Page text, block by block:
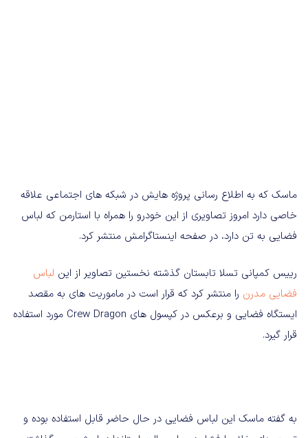
ماسک که به اطلاع رسانی پروژه هایش در شبکه های اجتماعی علاقه
خاصی دارد امروز تصاویری از این خودرو را همراه با استارمن که لباس
فضایی به تن دارد، در صفحه اینستاگرامش منتشر کرد.
رییس کمپانی تسلا تابستان گذشته نخستین تصاویر از این لباس
فضایی مدرن را منتشر کرد که قرار است در ماموریت های به مقصد
ایستگاه فضایی و برعکس در کپسول های Crew Dragon مورد استفاده
قرار گیرد.
به گفته ماسک این لباس فضایی در حال حاضر قابل استفاده بوده و